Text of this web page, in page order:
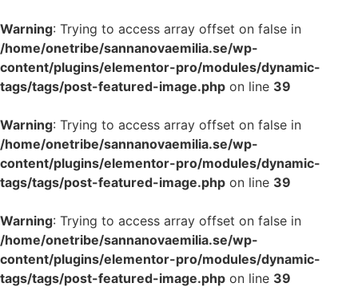
Warning: Trying to access array offset on false in
/home/onetribe/sannanovaemilia.se/wp-
content/plugins/elementor-pro/modules/dynamic-
tags/tags/post-featured-image.php on line 39
Warning: Trying to access array offset on false in
/home/onetribe/sannanovaemilia.se/wp-
content/plugins/elementor-pro/modules/dynamic-
tags/tags/post-featured-image.php on line 39
Warning: Trying to access array offset on false in
/home/onetribe/sannanovaemilia.se/wp-
content/plugins/elementor-pro/modules/dynamic-
tags/tags/post-featured-image.php on line 39